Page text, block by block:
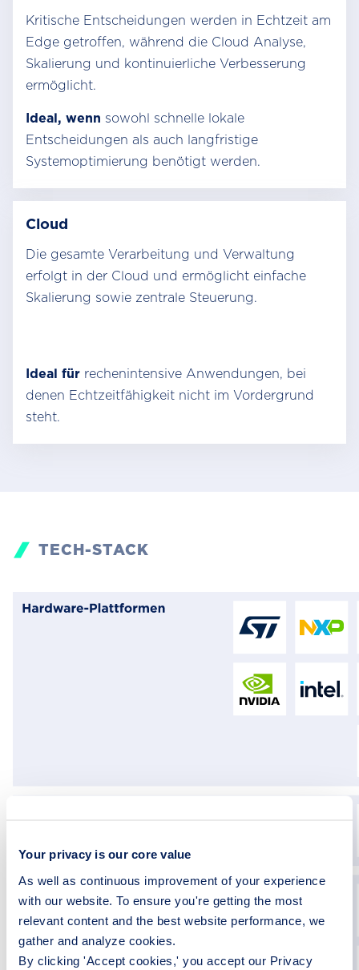
Your privacy is our core value
As well as continuous improvement of your experience
with our website. To ensure you're getting the most
relevant content and the best website performance, we
gather and analyze cookies.
By clicking 'Accept cookies,' you accept our Privacy
Kritische Entscheidungen werden in Echtzeit am
Edge getroffen, während die Cloud Analyse,
Skalierung und kontinuierliche Verbesserung
ermöglicht.
Ideal, wenn sowohl schnelle lokale
Entscheidungen als auch langfristige
Systemoptimierung benötigt werden.
Cloud
Die gesamte Verarbeitung und Verwaltung
erfolgt in der Cloud und ermöglicht einfache
Skalierung sowie zentrale Steuerung.
Ideal für rechenintensive Anwendungen, bei
denen Echtzeitfähigkeit nicht im Vordergrund
steht.
TECH-STACK